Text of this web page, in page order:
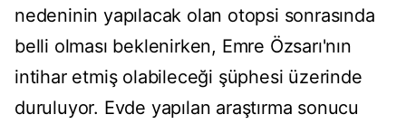
nedeninin yapılacak olan otopsi sonrasında
belli olması beklenirken, Emre Özsarı'nın
intihar etmiş olabileceği şüphesi üzerinde
duruluyor. Evde yapılan araştırma sonucu